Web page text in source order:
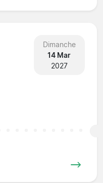
Dimanche
14 Mar
2027